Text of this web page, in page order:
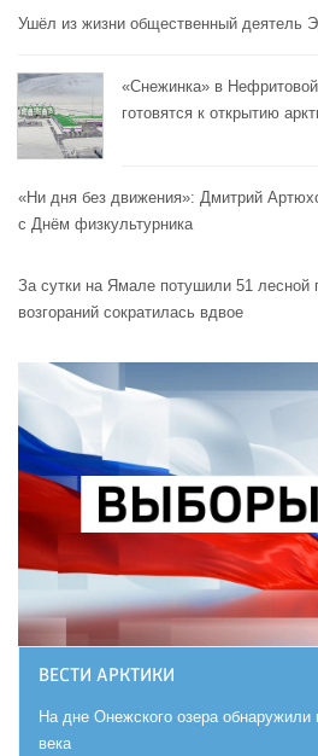
Ушёл из жизни общественный деятель
«Снежинка» в
готовятся к открытию
«Ни дня без движения»: Дмитрий
с Днём физкультурника
За сутки на Ямале потушили 51
возгораний сократилась вдвое
ВЕСТИ АРКТИКИ
На дне Онежского озера обнаружили
века